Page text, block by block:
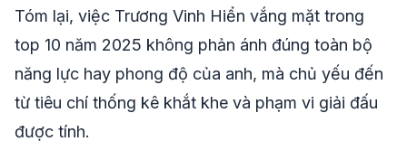
Tóm lại, việc Trương Vinh Hiển vắng mặt trong
top 10 năm 2025 không phản ánh đúng toàn bộ
năng lực hay phong độ của anh, mà chủ yếu đến
từ tiêu chí thống kê khắt khe và phạm vi giải đấu
được tính.